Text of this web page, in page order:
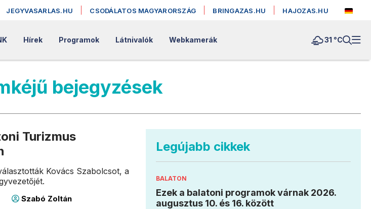
JEGYVASARLAS.HU CSODÁLATOS MAGYARORSZÁG BRINGAZAS.HU HAJOZAS.HU
Hírek Programok Látnivalók Webkamerák 31 °C
bejegyzések
Turizmus
Kovács Szabolcsot, a
Szabó Zoltán
Legújabb cikkek
BALATON
Ezek a balatoni programok várnak 2026.
augusztus 10. és 16. között